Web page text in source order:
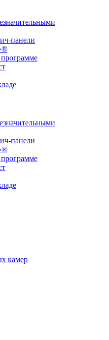
панели
панели
камер